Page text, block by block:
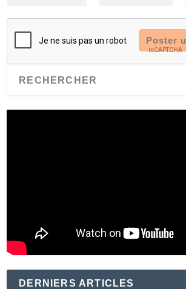
DERNIERS ARTICLES